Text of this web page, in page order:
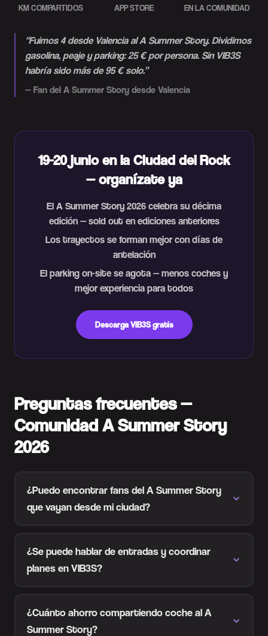
KM COMPARTIDOS APP STORE EN LA COMUNIDAD
“Fuimos 4 desde Valencia al A Summer Story. Dividimos
gasolina, peaje y parking: 25 € por persona. Sin VIB3S
habría sido más de 95 € solo.”
— Fan del A Summer Story desde Valencia
19-20 junio en la Ciudad del Rock
— organízate ya
El A Summer Story 2026 celebra su décima
edición — sold out en ediciones anteriores
Los trayectos se forman mejor con días de
antelación
El parking on-site se agota — menos coches y
mejor experiencia para todos
Descarga VIB3S gratis
Preguntas frecuentes —
Comunidad A Summer Story
2026
¿Puedo encontrar fans del A Summer Story
que vayan desde mi ciudad?
¿Se puede hablar de entradas y coordinar
planes en VIB3S?
¿Cuánto ahorro compartiendo coche al A
Summer Story?